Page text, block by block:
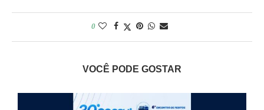
0
VOCÊ PODE GOSTAR